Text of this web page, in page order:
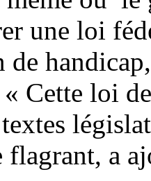
une loi
de
Cette loi
flagrant, a